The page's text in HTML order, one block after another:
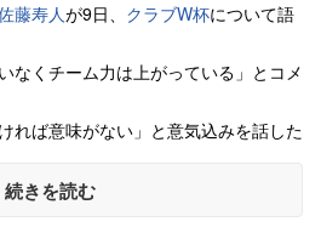
藤寿人が9日、 クラブW杯について語
なくチーム力は上がっている」とコメ
れば意味がない」と意気込みを話した
続きを読む